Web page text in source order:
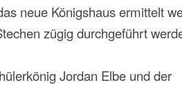
neue Königshaus ermittelt
zügig durchgeführt
Jordan Elbe und der